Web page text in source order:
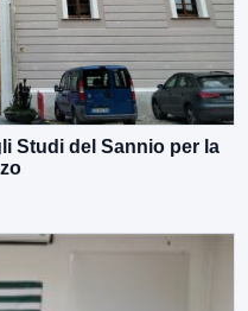
Studi del Sannio per la